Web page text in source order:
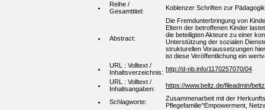
Reihe /
Gesamttitel:
Koblenzer Schriften zur Pädagogik
Abstract:
Die Fremdunterbringung von
Eltern der betroffenen Kinder
die beteiligten Akteure zu einer
Unterstützung der sozialen
strukturellen Voraussetzungen
ist diese Veröffentlichung ein
URL : Volltext /
Inhaltsverzeichnis: http://d-nb.info/1170257070/04
URL : Volltext /
Inhaltsangaben:
https://www.beltz.de/fileadmin/
Schlagworte:
Zusammenarbeit mit der
Pflegefamilie^Empowerment,